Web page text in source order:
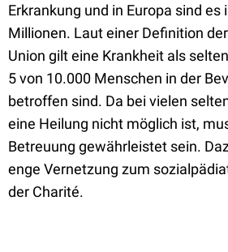
Erkrankung und in Europa sind es
Millionen. Laut einer Definition
Union gilt eine Krankheit als
5 von 10.000 Menschen in der
betroffen sind. Da bei vielen
eine Heilung nicht möglich ist,
Betreuung gewährleistet sein.
enge Vernetzung zum
der Charité.